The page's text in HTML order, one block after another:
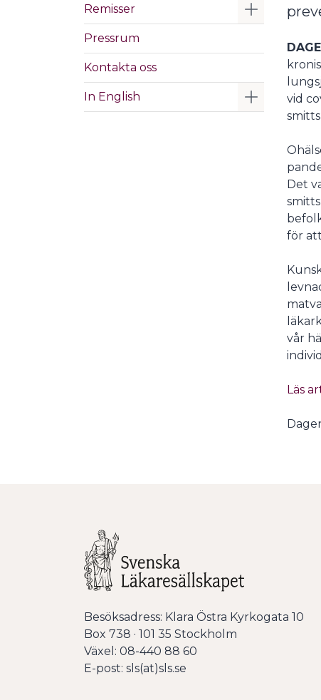
Remisser Visa/Göm
Pressrum
Kontakta oss
In English Visa/Göm
vid
Det
för
vår
Läs
Besöksadress: Klara Östra Kyrkogata 10
Box 738 · 101 35 Stockholm
Växel: 08-440 88 60
E-post: sls(at)sls.se